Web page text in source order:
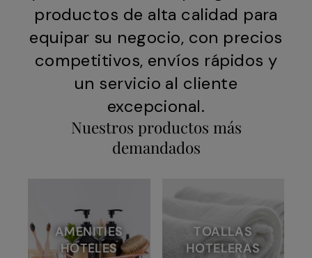
productos de alta calidad para
equipar su negocio, con precios
competitivos, envíos rápidos y
un servicio al cliente
excepcional.
Nuestros productos más
demandados
AMENITIES
HOTELES
TOALLAS
HOTELERAS